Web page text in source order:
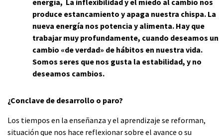
produce estancamiento y apaga nuestra chispa. La
nueva energía nos potencia y alimenta. Hay que
trabajar muy profundamente, cuando deseamos un
cambio «de verdad» de hábitos en nuestra vida.
Somos seres que nos gusta la estabilidad, y no
deseamos cambios.
¿Conclave de desarrollo o paro?
Los tiempos en la enseñanza y el aprendizaje se reforman,
situación que nos hace reflexionar sobre el avance o su